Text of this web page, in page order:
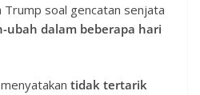
Trump soal gencatan senjata
ubah dalam beberapa hari
tidak tertarik